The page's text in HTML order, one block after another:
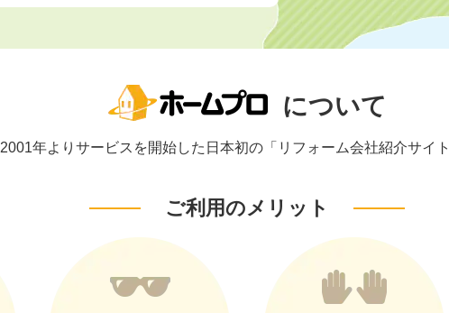
について
2001年よりサービスを開始した日本初の「リフォーム会社紹介サイ
ご利用のメリット